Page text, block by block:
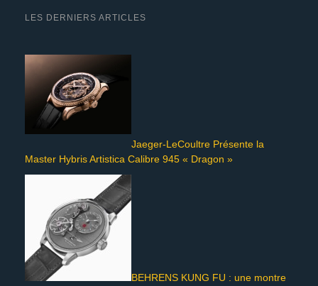
LES DERNIERS ARTICLES
Jaeger-LeCoultre Présente la
Master Hybris Artistica Calibre 945 « Dragon »
BEHRENS KUNG FU : une montre